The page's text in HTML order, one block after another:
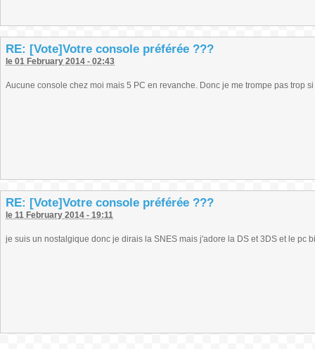
RE: [Vote]Votre console préférée ???
le 01 February 2014 - 02:43
Aucune console chez moi mais 5 PC en revanche. Donc je me trompe pas trop
RE: [Vote]Votre console préférée ???
le 11 February 2014 - 19:11
je suis un nostalgique donc je dirais la SNES mais j'adore la DS et 3DS et le pc